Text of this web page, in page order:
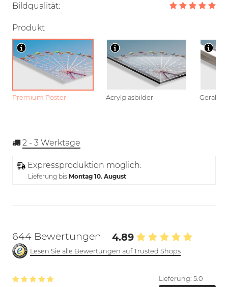
Bildqualität:
Produkt
Premium Poster Acrylglasbilder
2 - 3 Werktage
Expressproduktion möglich:
Lieferung bis Montag 10. August
644 Bewertungen 4.89
Lesen Sie alle Bewertungen auf Trusted Shops
Lieferung: 5.0